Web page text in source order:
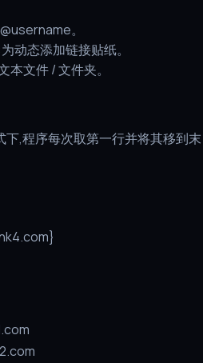
。
动态添加链接贴纸。
文件 / 文件夹。
,程序每次取第一行并将其移到末